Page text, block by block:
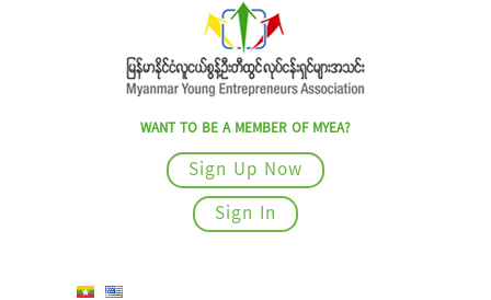
WANT TO BE A MEMBER OF MYEA?
Sign Up Now
Sign In